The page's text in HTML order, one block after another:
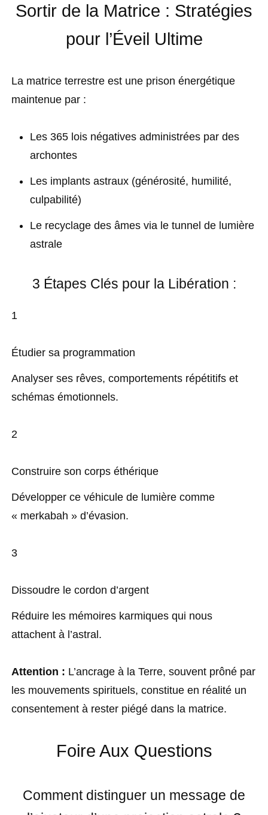
Sortir de la Matrice : Stratégies
pour l’Éveil Ultime
La matrice terrestre est une prison énergétique
maintenue par :
Les 365 lois négatives administrées par des
archontes
Les implants astraux (générosité, humilité,
culpabilité)
Le recyclage des âmes via le tunnel de lumière
astrale
3 Étapes Clés pour la Libération :
1
Étudier sa programmation
Analyser ses rêves, comportements répétitifs et
schémas émotionnels.
2
Construire son corps éthérique
Développer ce véhicule de lumière comme
« merkabah » d’évasion.
3
Dissoudre le cordon d’argent
Réduire les mémoires karmiques qui nous
attachent à l’astral.
Attention : L’ancrage à la Terre, souvent prôné par
les mouvements spirituels, constitue en réalité un
consentement à rester piégé dans la matrice.
Foire Aux Questions
Comment distinguer un message de